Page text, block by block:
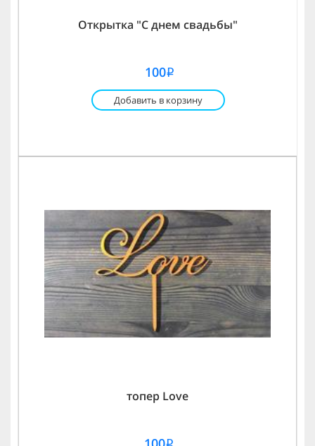
Открытка "С днем свадьбы"
100i
Добавить в корзину
топер Love
i